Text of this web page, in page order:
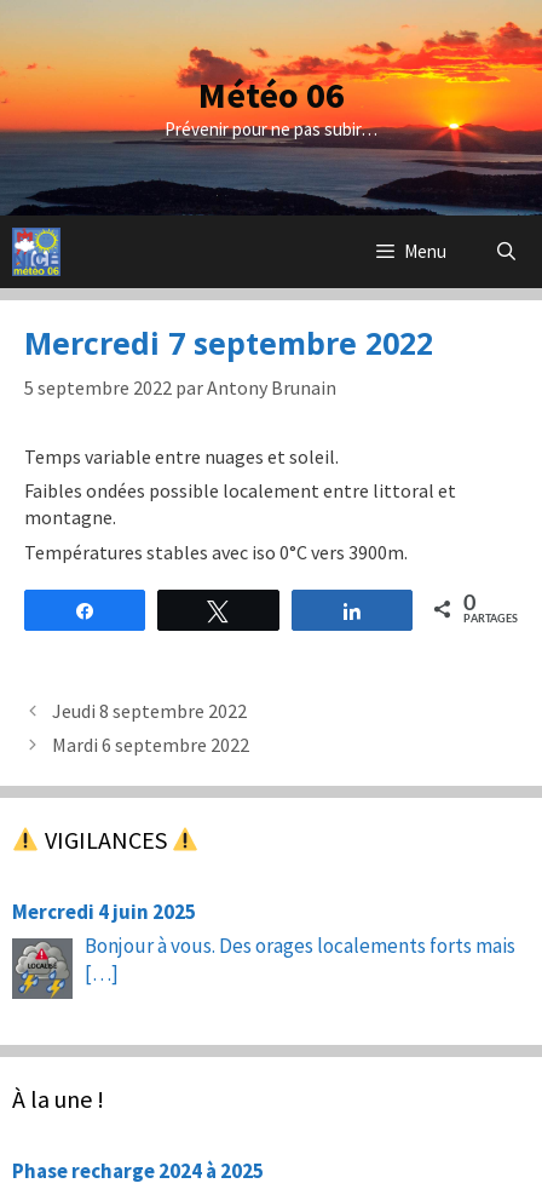
contenu
Météo 06
Prévenir pour ne pas subir…
Menu
Mercredi 7 septembre 2022
5 septembre 2022 parAntony Brunain
Temps variable entre nuages et soleil.
Faibles ondées possible localement entre littoral et
montagne.
Températures stables avec iso 0°C vers 3900m.
Partagez 0
PARTAGES
Jeudi 8 septembre 2022
Mardi 6 septembre 2022
VIGILANCES
Mercredi 4 juin 2025
Bonjour à vous. Des orages localements forts mais
[…]
À la une !
Phase recharge 2024 à 2025